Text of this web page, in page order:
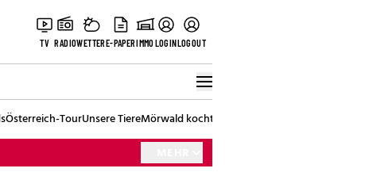
TV RADIOWETTERE-PAPERIMMOLOGINLOGOUT
Österreich-TourUnsere TiereMörwald kocht